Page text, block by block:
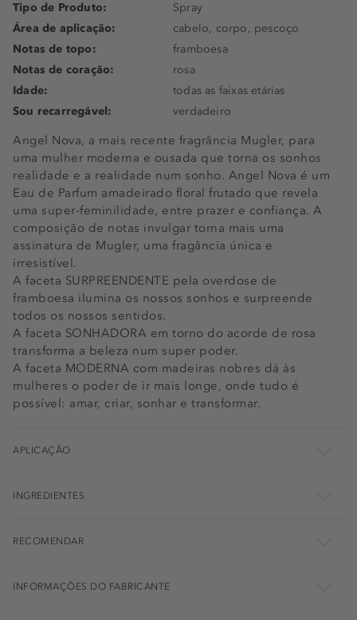
Angel Nova, a mais recente fragrância Mugler, para
uma mulher moderna e ousada que torna os sonhos
realidade e a realidade num sonho. Angel Nova é um
Eau de Parfum amadeirado floral frutado que revela
uma super-feminilidade, entre prazer e confiança. A
composição de notas invulgar torna mais uma
assinatura de Mugler, uma fragância única e
irresistível.
A faceta SURPREENDENTE pela overdose de
framboesa ilumina os nossos sonhos e surpreende
todos os nossos sentidos.
A faceta SONHADORA em torno do acorde de rosa
transforma a beleza num super poder.
A faceta MODERNA com madeiras nobres dá às
mulheres o poder de ir mais longe, onde tudo é
possível: amar, criar, sonhar e transformar.
Tipo de Produto:
Spray
Área de aplicação:
cabelo, corpo, pescoço
Notas de topo:
framboesa
Notas de coração:
rosa
Idade:
todas as faixas etárias
Sou recarregável:
verdadeiro
APLICAÇÃO
INGREDIENTES
RECOMENDAR
INFORMAÇÕES DO FABRICANTE